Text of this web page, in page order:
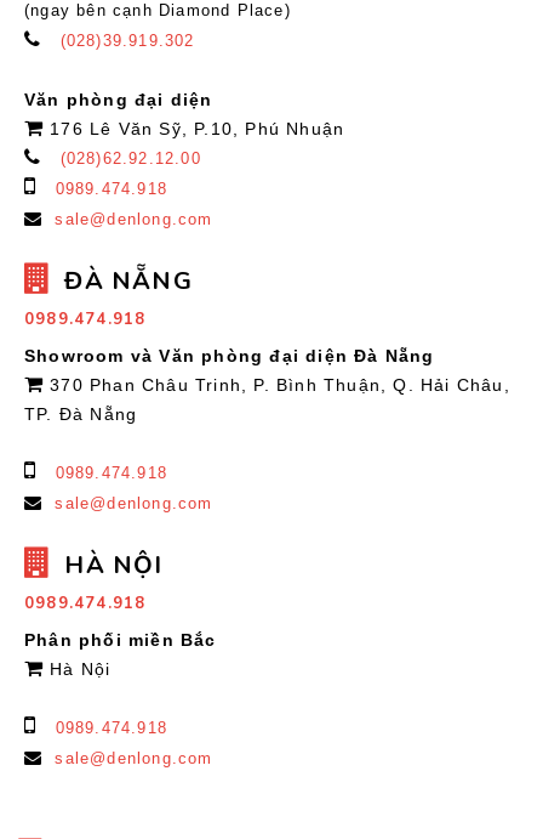
(ngay bên cạnh Diamond Place)
(028)39.919.302
Văn phòng đại diện
176 Lê Văn Sỹ, P.10, Phú Nhuận
(028)62.92.12.00
0989.474.918
sale@denlong.com
ĐÀ NẴNG
0989.474.918
Showroom và Văn phòng đại diện Đà Nẵng
370 Phan Châu Trinh, P. Bình Thuận, Q. Hải Châu,
TP. Đà Nẵng
0989.474.918
sale@denlong.com
HÀ NỘI
0989.474.918
Phân phối miền Bắc
Hà Nội
0989.474.918
sale@denlong.com